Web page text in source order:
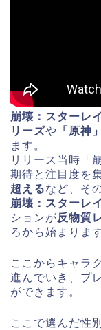
崩壊：スターレ
リーズや 「原神」
ます。
リリース当時「
期待と注目度を
超えるなど、そ
崩壊：スターレ
ションが反物質
ろから始まります
ここからキャラ
進んでいき、プ
ができます。
ここで選んだ性